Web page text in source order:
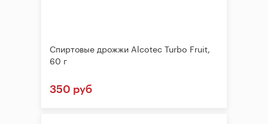
Спиртовые дрожжи Alcotec Turbo Fruit,
60 г
350 руб